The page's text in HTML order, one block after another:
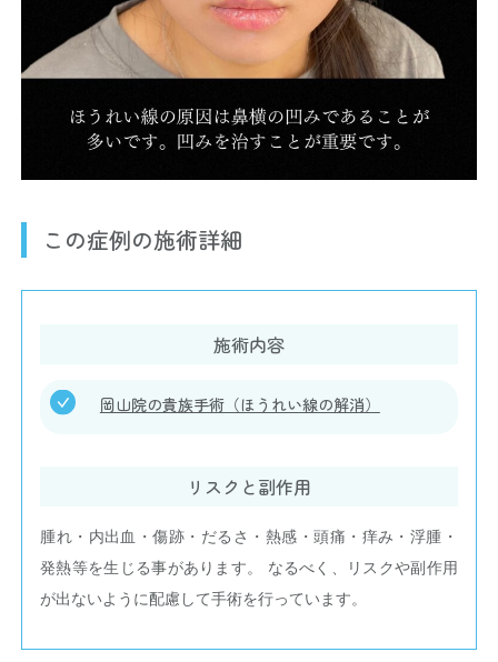
この症例の施術詳細
施術内容
岡山院の貴族手術（ほうれい線の解消）
リスクと副作用
腫れ・内出血・傷跡・だるさ・熱感・頭痛・痒み・浮腫・
発熱等を生じる事があります。 なるべく、リスクや副作用
が出ないように配慮して手術を行っています。